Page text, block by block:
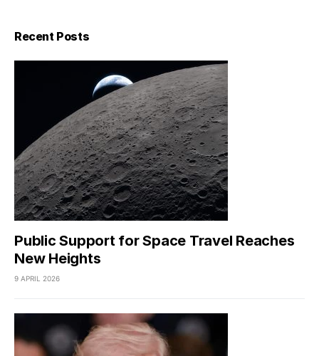
Recent Posts
Public Support for Space Travel Reaches
New Heights
9 APRIL 2026